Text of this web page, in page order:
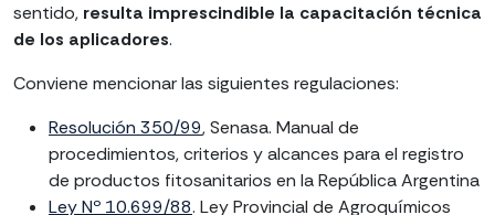
sentido, resulta imprescindible la capacitación técnica
de los aplicadores.
Conviene mencionar las siguientes regulaciones:
Resolución 350/99, Senasa. Manual de
procedimientos, criterios y alcances para el registro
de productos fitosanitarios en la República Argentina
Ley Nº 10.699/88. Ley Provincial de Agroquímicos